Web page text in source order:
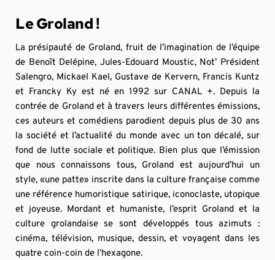
Le Groland !
La présipauté de Groland, fruit de l’imagination de l’équipe
de Benoît Delépine, Jules-Edouard Moustic, Not’ Président
Salengro, Mickael Kael, Gustave de Kervern, Francis Kuntz
et Francky Ky est né en 1992 sur CANAL +. Depuis la
contrée de Groland et à travers leurs différentes émissions,
ces auteurs et comédiens parodient depuis plus de 30 ans
la société et l’actualité du monde avec un ton décalé, sur
fond de lutte sociale et politique. Bien plus que l’émission
que nous connaissons tous, Groland est aujourd’hui un
style, «une patte» inscrite dans la culture française comme
une référence humoristique satirique, iconoclaste, utopique
et joyeuse. Mordant et humaniste, l’esprit Groland et la
culture grolandaise se sont développés tous azimuts :
cinéma, télévision, musique, dessin, et voyagent dans les
quatre coin-coin de l’hexagone.